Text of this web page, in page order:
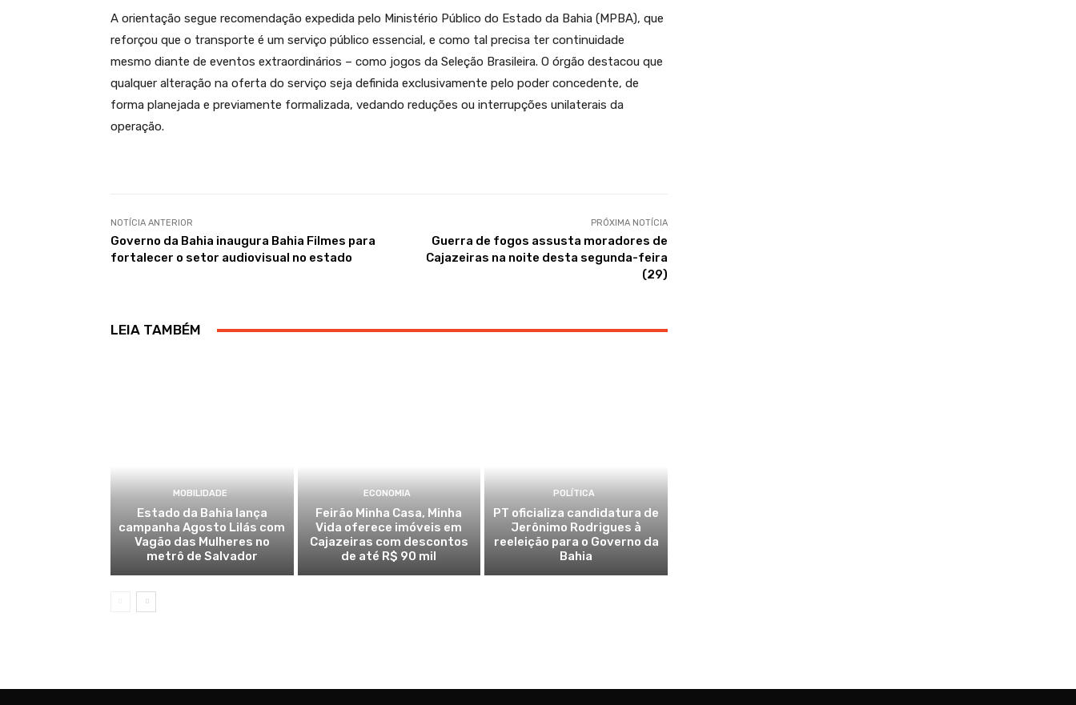
A orientação segue recomendação expedida pelo Ministério Público do Estado da Bahia (MPBA), que
reforçou que o transporte é um serviço público essencial, e como tal precisa ter continuidade
mesmo diante de eventos extraordinários – como jogos da Seleção Brasileira. O órgão destacou que
qualquer alteração na oferta do serviço seja definida exclusivamente pelo poder concedente, de
forma planejada e previamente formalizada, vedando reduções ou interrupções unilaterais da
operação.
NOTÍCIA ANTERIOR
Governo da Bahia inaugura Bahia Filmes para
fortalecer o setor audiovisual no estado
PRÓXIMA NOTÍCIA
Guerra de fogos assusta moradores de
Cajazeiras na noite desta segunda-feira
(29)
LEIA TAMBÉM
MOBILIDADE
Estado da Bahia lança
campanha Agosto Lilás com
Vagão das Mulheres no
metrô de Salvador
ECONOMIA
Feirão Minha Casa, Minha
Vida oferece imóveis em
Cajazeiras com descontos
de até R$ 90 mil
POLÍTICA
PT oficializa candidatura de
Jerônimo Rodrigues à
reeleição para o Governo da
Bahia